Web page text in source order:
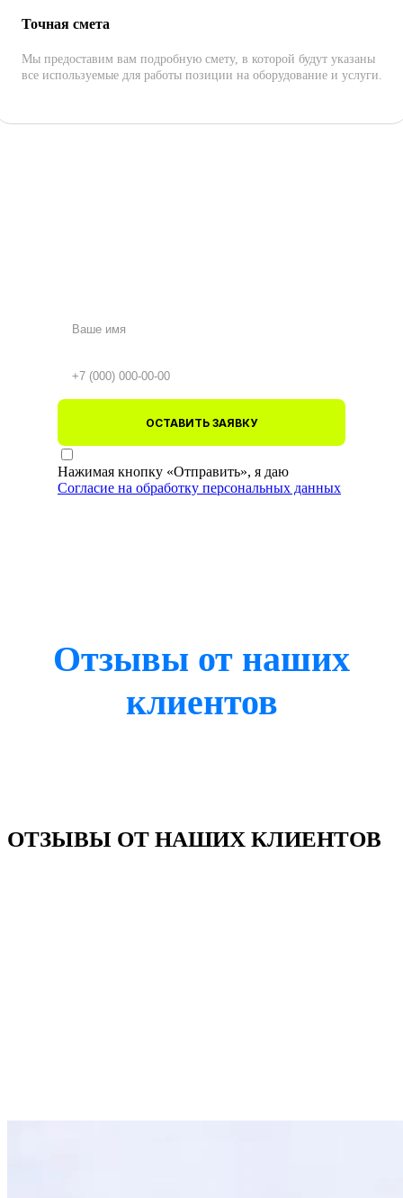
Точная смета
Мы предоставим вам подробную смету, в которой будут указаны
все используемые для работы позиции на оборудование и услуги.
ОСТАВИТЬ ЗАЯВКУ
Нажимая кнопку «Отправить», я даю
Согласие на обработку персональных данных
Отзывы от наших
клиентов
ОТЗЫВЫ ОТ НАШИХ КЛИЕНТОВ